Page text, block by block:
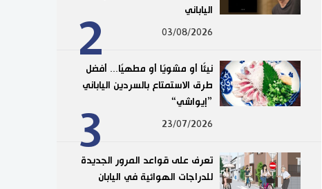
2
الياباني
03/08/2026
3
نيئًا أو مشويًا أو مطهيًا... أفضل
طرق الاستمتاع بالسردين الياباني
”إيواشي“
23/07/2026
تعرف على قواعد المرور الجديدة
للدراجات الهوائية في اليابان